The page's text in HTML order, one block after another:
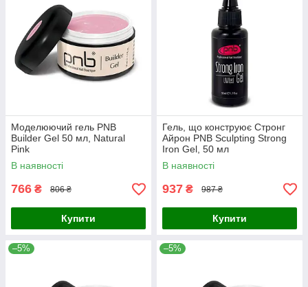
Моделюючий гель PNB
Builder Gel 50 мл, Natural
Pink
В наявності
766 ₴ 806 ₴
Купити
Гель, що конструює Стронг
Айрон PNB Sculpting Strong
Iron Gel, 50 мл
В наявності
937 ₴ 987 ₴
Купити
–5% –5%